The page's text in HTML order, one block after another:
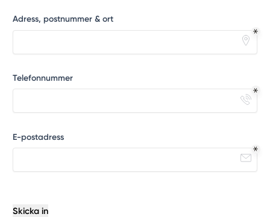
Adress, postnummer & ort
Telefonnummer
E-postadress
Skicka in